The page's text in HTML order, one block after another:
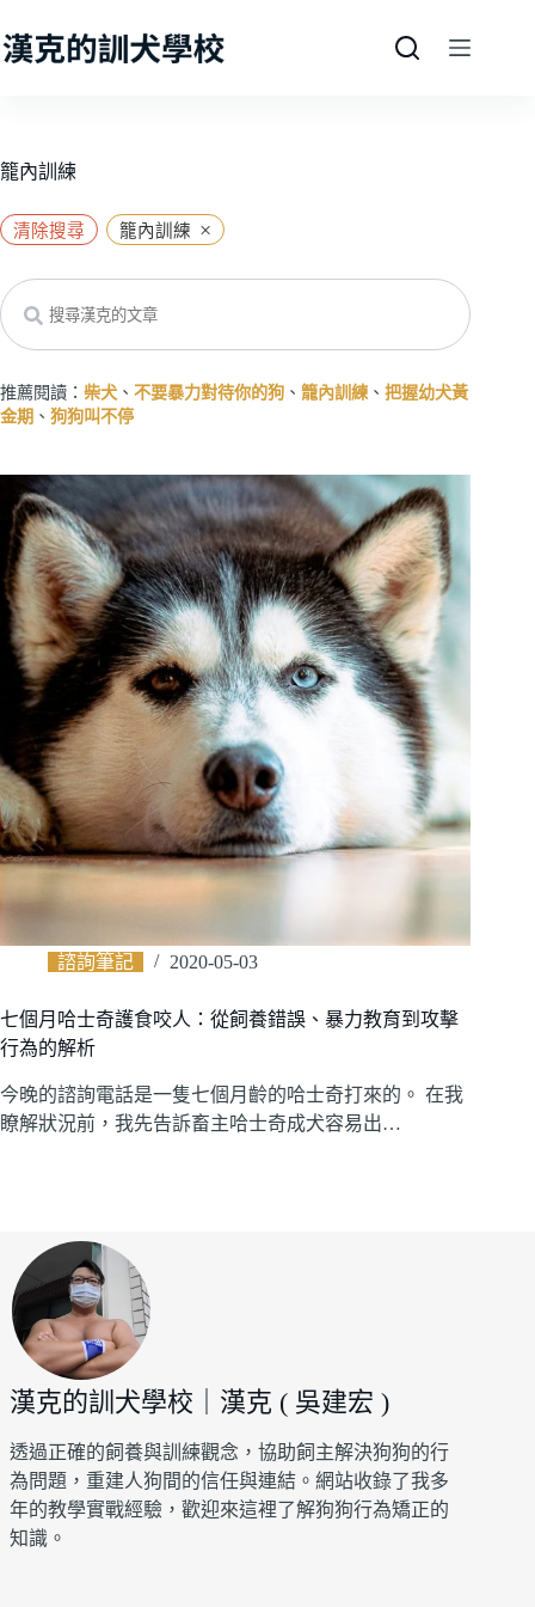
至
容
籠內訓練
清除搜尋 籠內訓練 ×
Search
推薦閱讀： 柴犬 、 不要暴力對待你的狗 、 籠內訓練 、 把握幼犬黃
金期 、 狗狗叫不停
諮詢筆記 2020-05-03
七個月哈士奇護食咬人：從飼養錯誤、暴力教育到攻擊
行為的解析
今晚的諮詢電話是一隻七個月齡的哈士奇打來的。 在我
瞭解狀況前，我先告訴畜主哈士奇成犬容易出…
漢克的訓犬學校｜漢克 ( 吳建宏 )
透過正確的飼養與訓練觀念，協助飼主解決狗狗的行
為問題，重建人狗間的信任與連結。網站收錄了我多
年的教學實戰經驗，歡迎來這裡了解狗狗行為矯正的
知識。